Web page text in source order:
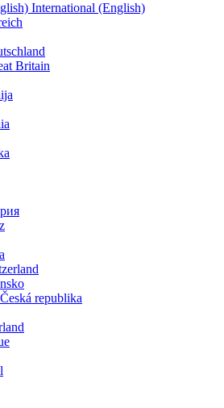
International (English)
Britain
Česká republika